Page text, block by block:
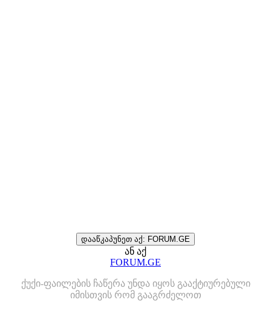
დააწკაპუნეთ აქ: FORUM.GE
ან აქ
FORUM.GE
ქუქი-ფაილების ჩაწერა უნდა იყოს გააქტიურებული
იმისთვის რომ გააგრძელოთ